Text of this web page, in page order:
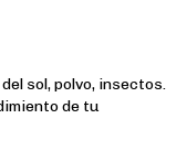
sol, polvo, insectos.
de tu